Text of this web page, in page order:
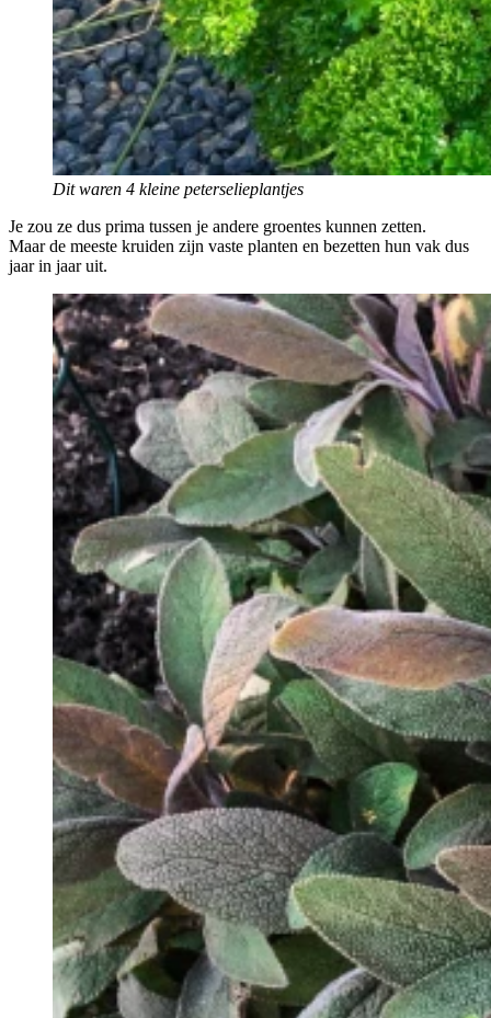
Dit waren 4 kleine peterselieplantjes
Je zou ze dus prima tussen je andere groentes kunnen zetten.
Maar de meeste kruiden zijn vaste planten en bezetten hun vak dus
jaar in jaar uit.